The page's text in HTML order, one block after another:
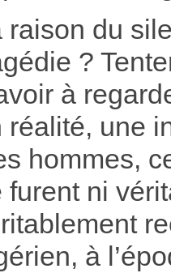
raison du
?
à
réalité, une
hommes,
furent ni
à